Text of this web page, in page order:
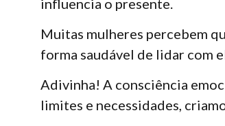
Muitas mulheres percebem
forma saudável de lidar com
Adivinha! A consciência
limites e necessidades,